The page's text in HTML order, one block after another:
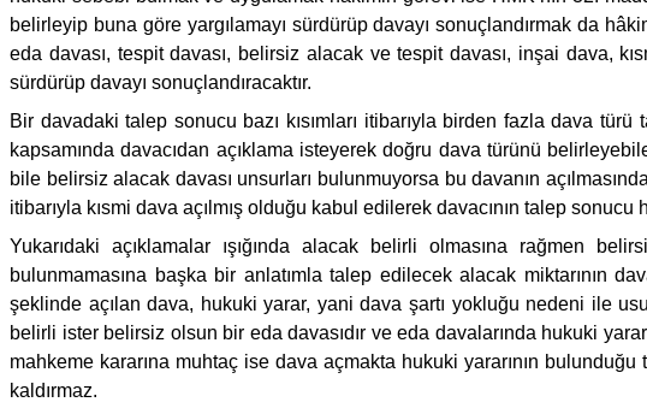
belirleyip buna göre yargılamayı sürdürüp davayı sonuçlandırmak da
eda davası, tespit davası, belirsiz alacak ve tespit davası, inşai dava,
sürdürüp davayı sonuçlandıracaktır.
Bir davadaki talep sonucu bazı kısımları itibarıyla birden fazla dava
kapsamında davacıdan açıklama isteyerek doğru dava türünü
bile belirsiz alacak davası unsurları bulunmuyorsa bu davanın
itibarıyla kısmi dava açılmış olduğu kabul edilerek davacının talep
Yukarıdaki açıklamalar ışığında alacak belirli olmasına rağmen
bulunmamasına başka bir anlatımla talep edilecek alacak miktarının
şeklinde açılan dava, hukuki yarar, yani dava şartı yokluğu nedeni ile
belirli ister belirsiz olsun bir eda davasıdır ve eda davalarında hukuki
mahkeme kararına muhtaç ise dava açmakta hukuki yararının
kaldırmaz.